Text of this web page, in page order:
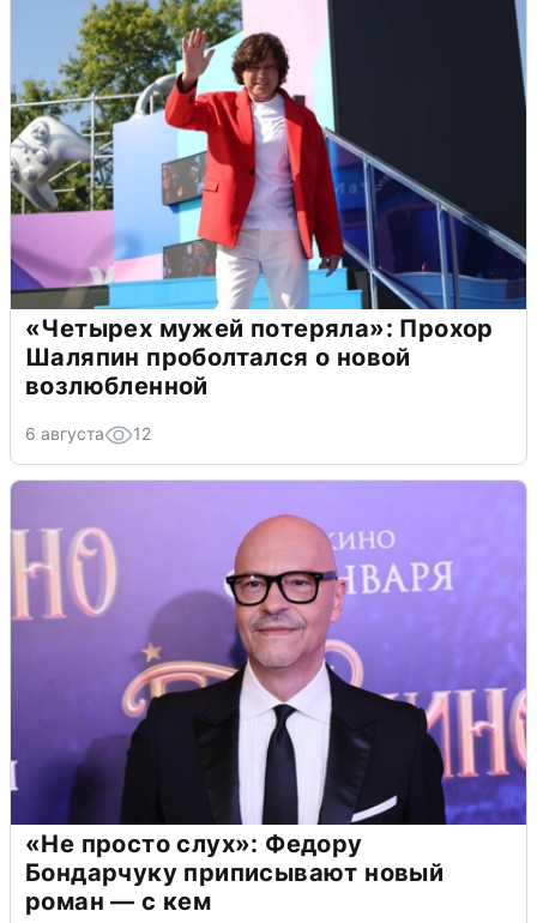
«Четырех мужей потеряла»: Прохор
Шаляпин проболтался о новой
возлюбленной
6 августа 12
«Не просто слух»: Федору
Бондарчуку приписывают новый
роман — с кем